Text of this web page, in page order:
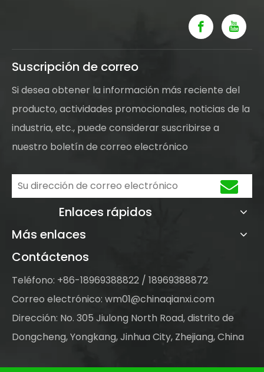
Suscripción de correo
Si desea obtener la información más reciente del
producto, actividades promocionales, noticias de la
industria, etc., puede considerar suscribirse a
nuestro boletín de correo electrónico
Enlaces rápidos
Más enlaces
Contáctenos
Teléfono: +86-18969388822 / 18969388872
Correo electrónico: wm01@chinaqianxi.com
Dirección: No. 305 Jiulong North Road, distrito de
Dongcheng, Yongkang, Jinhua City, Zhejiang, China